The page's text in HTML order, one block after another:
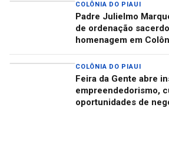
COLÔNIA DO PIAUI
Padre Julielmo
de ordenação
homenagem em
COLÔNIA DO PIAUI
Feira da Gente abre
empreendedorismo,
oportunidades de